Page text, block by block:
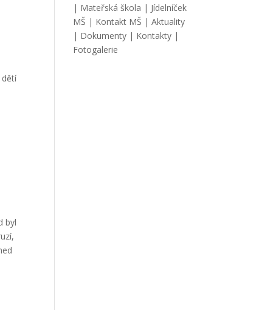
dětí
byl
| Mateřská škola | Jídelníček
MŠ | Kontakt MŠ |Aktuality
| Dokumenty | Kontakty |
Fotogalerie